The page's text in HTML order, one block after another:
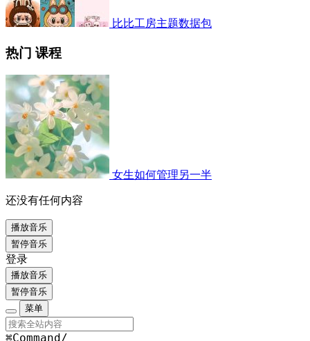
比比工房主题数据包
热门 课程
女生如何管理另一半
还没有任何内容
播放音乐
暂停音乐
登录
播放音乐
暂停音乐
菜单
⌘Command /